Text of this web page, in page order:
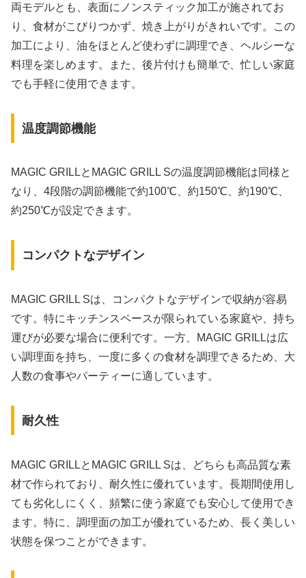
両モデルとも、表面にノンスティック加工が施されてお
り、食材がこびりつかず、焼き上がりがきれいです。この
加工により、油をほとんど使わずに調理でき、ヘルシーな
料理を楽しめます。また、後片付けも簡単で、忙しい家庭
でも手軽に使用できます。
温度調節機能
MAGIC GRILLとMAGIC GRILL Sの温度調節機能は同様と
なり、4段階の調節機能で約100℃、約150℃、約190℃、
約250℃が設定できます。
コンパクトなデザイン
MAGIC GRILL Sは、コンパクトなデザインで収納が容易
です。特にキッチンスペースが限られている家庭や、持ち
運びが必要な場合に便利です。一方、MAGIC GRILLは広
い調理面を持ち、一度に多くの食材を調理できるため、大
人数の食事やパーティーに適しています。
耐久性
MAGIC GRILLとMAGIC GRILL Sは、どちらも高品質な素
材で作られており、耐久性に優れています。長期間使用し
ても劣化しにくく、頻繁に使う家庭でも安心して使用でき
ます。特に、調理面の加工が優れているため、長く美しい
状態を保つことができます。